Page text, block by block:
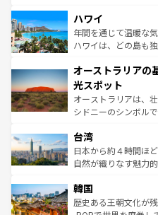
着のスイス情報は
のような巨大都市は
ンメントが詰まった
西部には大自然が広
部のニューオーリン
文化が魅力。旅行者
しみながら、その多
るだろう。車でのロ
情報は
ハワイ
年間を通じて温暖な
ハワイは、どの島も
ワイ島は見逃せない
島だが、静かな自然
おすすめ。エメラル
文化や歴史が息づい
人々、おいしいロー
ク、伝統的なフラダ
っている。訪れるた
はコンテンツ一覧
オーストラリアの
光スポット
オーストラリアは、
シドニーのシンボル
リアリーフや大陸中
ク）、タスマニアの
ど、見どころがたく
いる。アクティビテ
ビング、ハイキング
台湾
日本から約４時間ほ
自然が織りなす魅力
ン）、静ひつな山岳
と山間の静けさが共
韓国
歴史ある王朝文化が